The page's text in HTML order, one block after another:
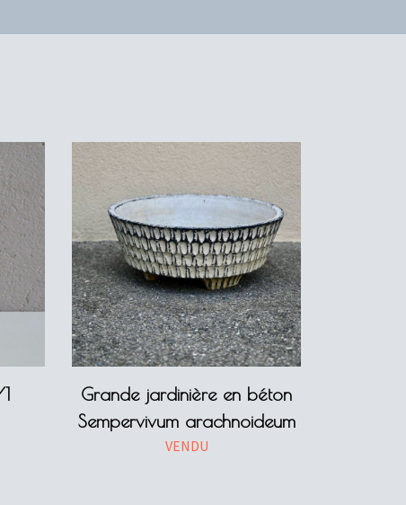
Grande jardinière en béton
Sempervivum arachnoideum
VENDU